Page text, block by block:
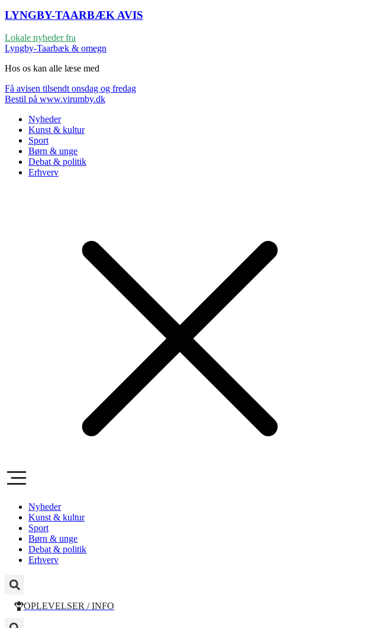
LYNGBY-TAARBÆK AVIS
Lokale nyheder fra
Lyngby-Taarbæk & omegn
Hos os kan alle læse med
Få avisen tilsendt onsdag og fredag
Bestil på www.virumby.dk
Nyheder
Kunst & kultur
Sport
Børn & unge
Debat & politik
Erhverv
Nyheder
Kunst & kultur
Sport
Børn & unge
Debat & politik
Erhverv
OPLEVELSER / INFO